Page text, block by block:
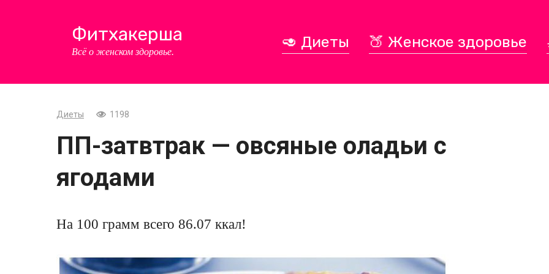
Фитхакерша
Всё о женском здоровье.
🥑 Диеты 🍑 Женское здоровье
Диеты 1198
ПП-затвтрак — овсяные оладьи с
ягодами
На 100 грамм всего 86.07 ккал!